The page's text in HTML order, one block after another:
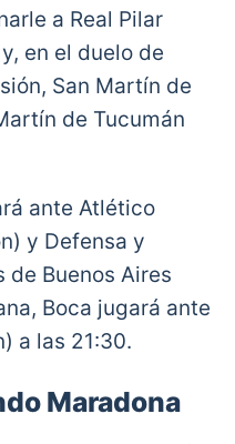
a Real Pilar
en el duelo de
San Martín de
de Tucumán
ante Atlético
y Defensa y
Buenos Aires
Boca jugará ante
a las 21:30.
Maradona